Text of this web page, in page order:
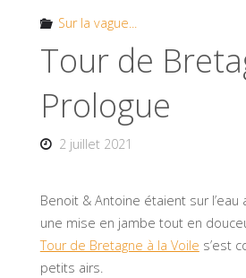
Sur la vague...
Tour de
Prologue
2 juillet 2021
Benoit & Antoine étaient sur l’eau
une mise en jambe tout en
Tour de Bretagne à la Voile s’est
petits airs.